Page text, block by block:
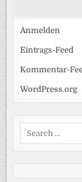
Anmelden
Eintrags-Feed
Kommentar-
WordPress.org
Search